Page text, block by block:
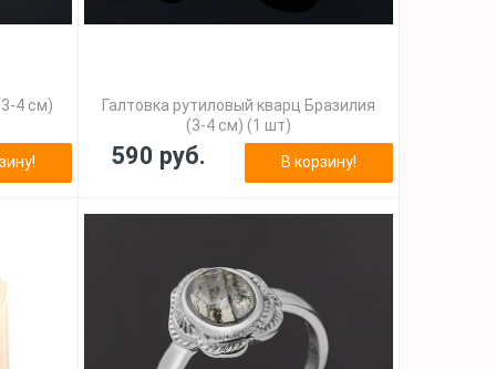
4 см)
Галтовка рутиловый кварц Бразилия
(3-4 см) (1 шт)
590 руб. В корзину!